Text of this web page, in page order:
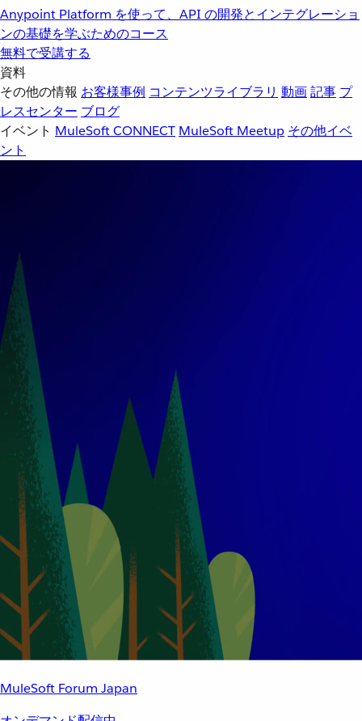
Anypoint Platform を使って、API の開発とインテグレーショ
ンの基礎を学ぶためのコース
無料で受講する
資料
その他の情報 お客様事例 コンテンツライブラリ 動画記事 プ
レスセンター ブログ
イベント MuleSoft CONNECT MuleSoft Meetup その他イベ
ント
MuleSoft Forum Japan